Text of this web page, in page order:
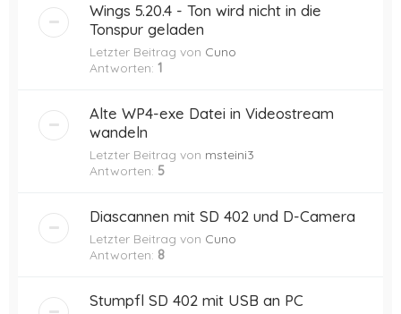
Wings 5.20.4 - Ton wird nicht in die
Tonspur geladen
Letzter Beitrag von Cuno
Antworten: 1
Alte WP4-exe Datei in Videostream
wandeln
Letzter Beitrag von msteini3
Antworten: 5
Diascannen mit SD 402 und D-Camera
Letzter Beitrag von Cuno
Antworten: 8
Stumpfl SD 402 mit USB an PC